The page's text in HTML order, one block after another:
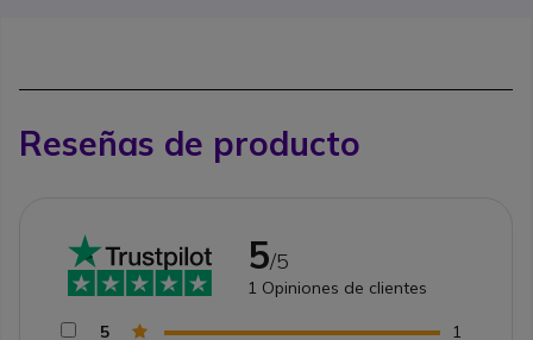
Reseñas de producto
5/5
1 Opiniones de clientes
5 1